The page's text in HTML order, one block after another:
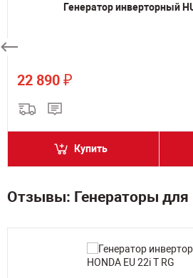
Генератор инверторный
22 890 ₽
Купить
Отзывы: Генераторы для